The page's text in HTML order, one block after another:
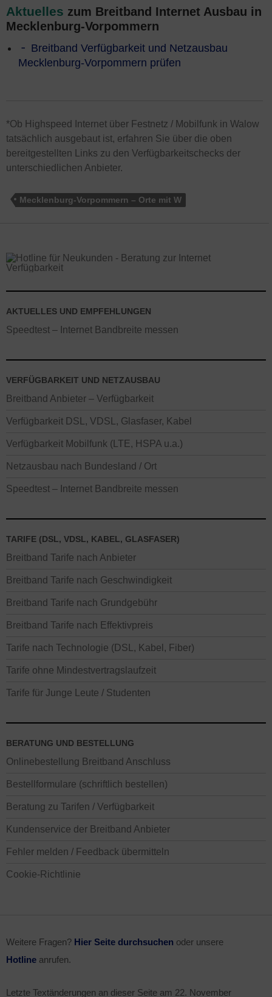
Aktuelles zum Breitband Internet Ausbau in
Mecklenburg-Vorpommern
Breitband Verfügbarkeit und Netzausbau
Mecklenburg-Vorpommern prüfen
*Ob Highspeed Internet über Festnetz / Mobilfunk in Walow
tatsächlich ausgebaut ist, erfahren Sie über die oben
bereitgestellten Links zu den Verfügbarkeitschecks der
unterschiedlichen Anbieter.
Mecklenburg-Vorpommern – Orte mit W
AKTUELLES UND EMPFEHLUNGEN
Speedtest – Internet Bandbreite messen
VERFÜGBARKEIT UND NETZAUSBAU
Breitband Anbieter – Verfügbarkeit
Verfügbarkeit DSL, VDSL, Glasfaser, Kabel
Verfügbarkeit Mobilfunk (LTE, HSPA u.a.)
Netzausbau nach Bundesland / Ort
Speedtest – Internet Bandbreite messen
TARIFE (DSL, VDSL, KABEL, GLASFASER)
Breitband Tarife nach Anbieter
Breitband Tarife nach Geschwindigkeit
Breitband Tarife nach Grundgebühr
Breitband Tarife nach Effektivpreis
Tarife nach Technologie (DSL, Kabel, Fiber)
Tarife ohne Mindestvertragslaufzeit
Tarife für Junge Leute / Studenten
BERATUNG UND BESTELLUNG
Onlinebestellung Breitband Anschluss
Bestellformulare (schriftlich bestellen)
Beratung zu Tarifen / Verfügbarkeit
Kundenservice der Breitband Anbieter
Fehler melden / Feedback übermitteln
Cookie-Richtlinie
Weitere Fragen? Hier Seite durchsuchen oder unsere
Hotline anrufen.
Letzte Textänderungen an dieser Seite am 22. November